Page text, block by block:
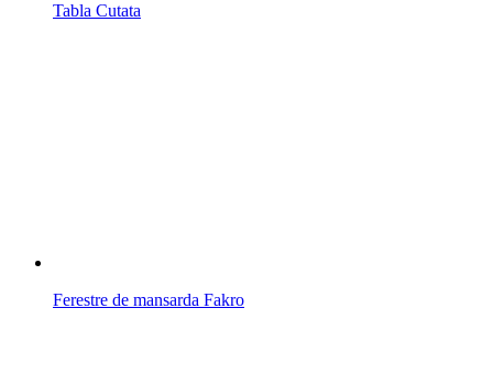
Tabla Cutata
Ferestre de mansarda Fakro